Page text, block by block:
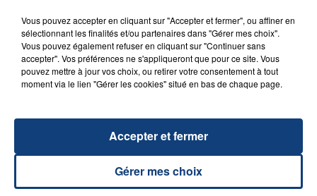
20 juillet 2026
UNE ADOLESCENTE DEVANT SE FAIRE
OPÉRER DE LA CHEVILLE RESSORT DE LA...
La famille a porté plainte contre la clinique qui a
reconnu sa responsabilité et présenté ses
TITRES DIFFUSÉS
1h33
1h33 1h30
1h30
Vous pouvez accepter en cliquant sur "Accepter et fermer", ou affiner en
sélectionnant les finalités et/ou partenaires dans "Gérer mes choix".
Vous pouvez également refuser en cliquant sur "Continuer sans
accepter". Vos préférences ne s'appliqueront que pour ce site. Vous
pouvez mettre à jour vos choix, ou retirer votre consentement à tout
moment via le lien "Gérer les cookies" situé en bas de chaque page.
Gérer mes choix
Accepter et fermer